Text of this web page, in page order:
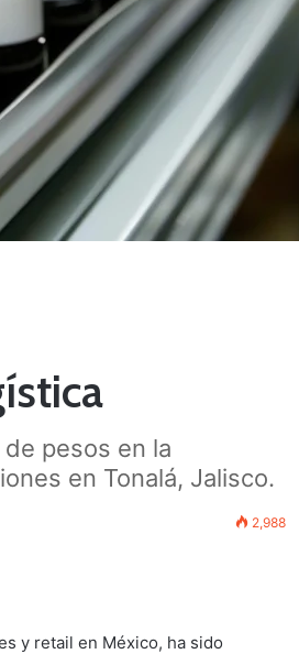
pesos en la
en Tonalá, Jalisco.
2,988
y retail en México, ha sido